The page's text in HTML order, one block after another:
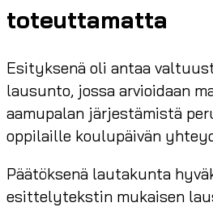
toteuttamatta
Esityksenä oli antaa
lausunto, jossa arvioidaan
aamupalan järjestämistä
oppilaille koulupäivän
Päätöksenä lautakunta
esittelytekstin mukaisen